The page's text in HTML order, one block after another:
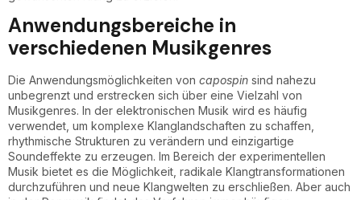
Anwendungsbereiche in
verschiedenen Musikgenres
Die Anwendungsmöglichkeiten von capospin sind nahezu
unbegrenzt und erstrecken sich über eine Vielzahl von
Musikgenres. In der elektronischen Musik wird es häufig
verwendet, um komplexe Klanglandschaften zu schaffen,
rhythmische Strukturen zu verändern und einzigartige
Soundeffekte zu erzeugen. Im Bereich der experimentellen
Musik bietet es die Möglichkeit, radikale Klangtransformationen
durchzuführen und neue Klangwelten zu erschließen. Aber auch